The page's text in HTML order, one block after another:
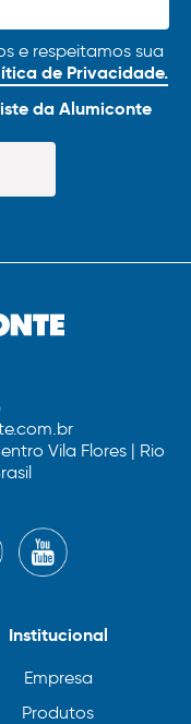
e respeitamos sua
de Privacidade.
da Alumiconte
Vila Flores | Rio
Institucional
Empresa
Produtos